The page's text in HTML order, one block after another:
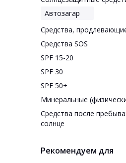
Автозагар
Средства,
Средства SOS
SPF 15-20
SPF 30
SPF 50+
Минеральные
Средства после
солнце
Рекомендуем для